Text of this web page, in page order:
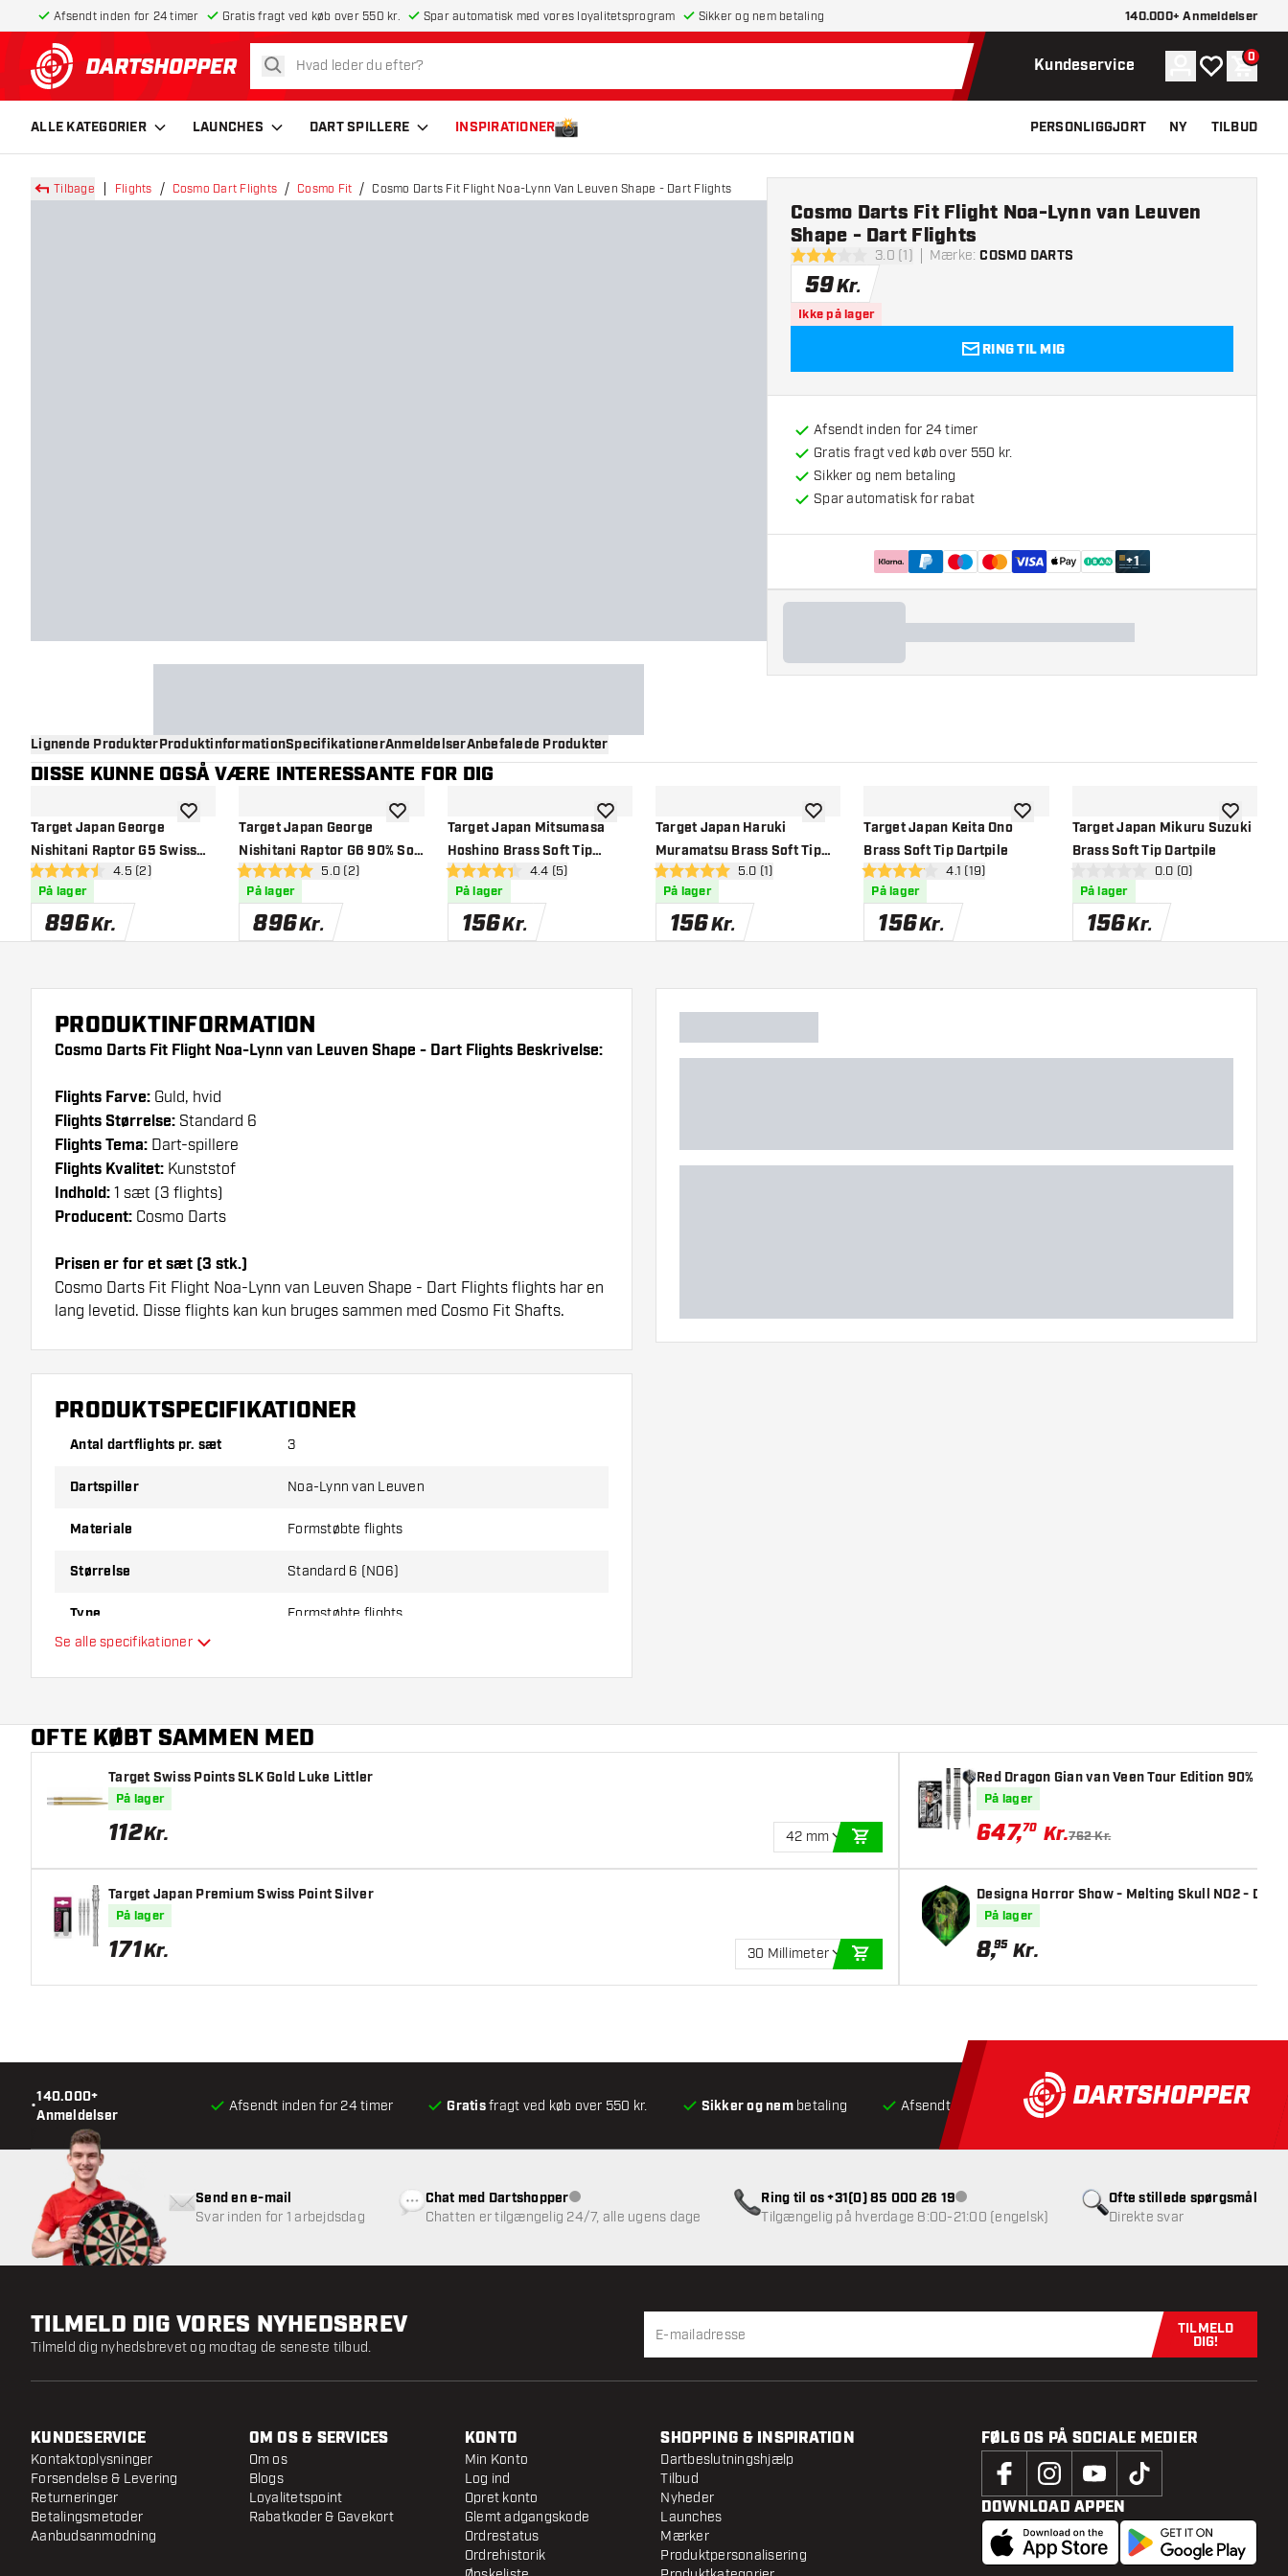
Afsendt inden for 24 timer Gratis fragt ved køb over 550 kr. Spar automatisk med vores loyalitetsprogram Sikker og nem betaling 140.000+ Anmeldelser
tilbage til forsiden
søg Kundeservice Konto
Min 0
ALLE KATEGORIER LAUNCHES DART SPILLERE INSPIRATIONER PERSONLIGGJORT NY TILBUD
Tilbage Flights Cosmo Dart Flights Cosmo Fit Cosmo Darts Fit Flight Noa-Lynn Van Leuven Shape - Dart Flights
3 bedømmelsesstjerner
3.0 (1) Mærke: COSMO DARTS
Cosmo Darts Fit Flight Noa-Lynn van Leuven
Shape - Dart Flights
59Kr.
Ikke på lager
RING TIL MIG
Afsendt inden for 24 timer
Gratis fragt ved køb over 550 kr.
Sikker og nem betaling
Spar automatisk for rabat
+1
Lignende ProdukterProduktinformationSpecifikationerAnmeldelserAnbefalede Produkter
DISSE KUNNE OGSÅ VÆRE INTERESSANTE FOR DIG
Target Japan George
Nishitani Raptor G5 Swiss
Point 90% - Dartpileåbn anmeldelsespanel
4.5 bedømmelsesstjerner
4.5 (2)
På lager
896Kr.
tilføje til ønskelisteTarget Japan George
Nishitani Raptor G6 90% Soft
Tip Dartpileåbn anmeldelsespanel
5 bedømmelsesstjerner
5.0 (2)
På lager
896Kr.
tilføje til ønskelisteTarget Japan Mitsumasa
Hoshino Brass Soft Tip
Dartpile åbn anmeldelsespanel
4.4 bedømmelsesstjerner
4.4 (5)
På lager
156Kr.
tilføje til ønskelisteTarget Japan Haruki
Muramatsu Brass Soft Tip
Dartpile åbn anmeldelsespanel
5 bedømmelsesstjerner
5.0 (1)
På lager
156Kr.
tilføje til ønskelisteTarget Japan Keita Ono
Brass Soft Tip Dartpile
åbn anmeldelsespanel
4.1 bedømmelsesstjerner
4.1 (19)
På lager
156Kr.
tilføje til ønskelisteTarget Japan Mikuru Suzuki
Brass Soft Tip Dartpile
åbn anmeldelsespanel
0 bedømmelsesstjerner
0.0 (0)
På lager
156Kr.
tilføje til
PRODUKTINFORMATION
Cosmo Darts Fit Flight Noa-Lynn van Leuven Shape - Dart Flights Beskrivelse:
Flights Farve: Guld, hvid
Flights Størrelse: Standard 6
Flights Tema: Dart-spillere
Flights Kvalitet: Kunststof
Indhold: 1 sæt (3 flights)
Producent: Cosmo Darts
Prisen er for et sæt (3 stk.)
Cosmo Darts Fit Flight Noa-Lynn van Leuven Shape - Dart Flights flights har en
lang levetid. Disse flights kan kun bruges sammen med Cosmo Fit Shafts.
Sørg for, at du har masser af flights og shafts på lager. Disse kan blive
beskadiget eller knækket ved brug.
for at finde ud af, hvilken der passer bedst til dig!
PRODUKTSPECIFIKATIONER
Antal dartflights pr. sæt 3
Dartspiller Noa-Lynn van Leuven
Materiale Formstøbte flights
Størrelse Standard 6 (NO6)
Type Formstøbte flights
Hovedfarve
Se alle specifikationer
OFTE KØBT SAMMEN MED
Target Swiss Points SLK Gold Luke Littler
På lager
112Kr. 42 mm
Target Japan Premium Swiss Point Silver
På lager
171Kr. 30 Millimeter
Red Dragon Gian van Veen Tour Edition 90% -
På lager
647,70 Kr.762 Kr.
Designa Horror Show - Melting Skull NO2 - Dart
På lager
8,95 Kr.
•
140.000+
Anmeldelser
Afsendt inden for 24 timer Gratisfragt ved køb over 550 kr. Sikker og nembetaling Afsendt inden for 24 timer Gratisfragt ved køb over
Ofte stillede spørgsmål
Direkte svar
Send en e-mail
Svar inden for 1 arbejdsdag
Chat med DartshopperKundeservice ikke tilgængelig
Chatten er tilgængelig 24/7, alle ugens dage
Ring til os +31(0) 85 000 26 19Kundeservice ikke tilgængelig
Tilgængelig på hverdage 8:00-21:00 (engelsk)
TILMELD DIG VORES NYHEDSBREV
Tilmeld dig nyhedsbrevet og modtag de seneste tilbud.
Tilmeld dig
TILMELD
DIG!
KUNDESERVICE
Kontaktoplysninger
Forsendelse & Levering
Returneringer
Betalingsmetoder
Aanbudsanmodning
OM OS & SERVICES
Om os
Blogs
Loyalitetspoint
Rabatkoder & Gavekort
KONTO
Min Konto
Log ind
Opret konto
Glemt adgangskode
Ordrestatus
Ordrehistorik
SHOPPING & INSPIRATION
Dartbeslutningshjælp
Tilbud
Nyheder
Launches
Mærker
Produktpersonalisering
FØLG OS PÅ SOCIALE MEDIER
DOWNLOAD APPEN